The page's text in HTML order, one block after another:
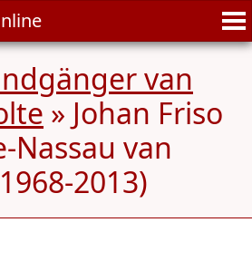
van
» Johan Friso
Nassau van
2013)